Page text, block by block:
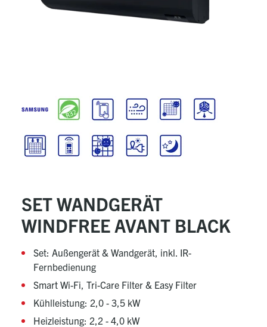
SET WANDGERÄT
WINDFREE AVANT BLACK
Set: Außengerät & Wandgerät, inkl. IR-
Fernbedienung
Smart Wi-Fi, Tri-Care Filter & Easy Filter
Kühlleistung: 2,0 - 3,5 kW
Heizleistung: 2,2 - 4,0 kW